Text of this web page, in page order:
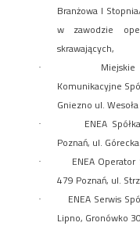
Branżowa I
w zawodzie
skrawających,
·
Miejskie
Komunikacyjne
Gniezno ul.
·
ENEA
Poznań, ul.
·
ENEA
479 Poznań, ul.
·
ENEA Serwis
Lipno, Gronówko